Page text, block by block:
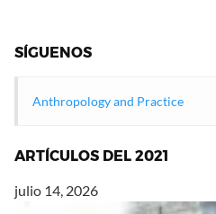
SÍGUENOS
Anthropology and Practice
ARTÍCULOS DEL 2021
julio 14, 2026